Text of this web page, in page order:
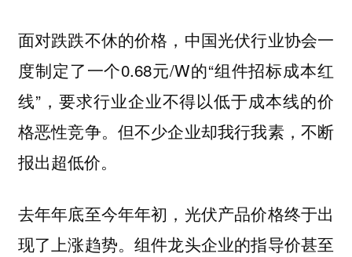
面对跌跌不休的价格，中国光伏行业协会一
度制定了一个0.68元/W的“组件招标成本红
线”，要求行业企业不得以低于成本线的价
格恶性竞争。但不少企业却我行我素，不断
报出超低价。
去年年底至今年年初，光伏产品价格终于出
现了上涨趋势。组件龙头企业的指导价甚至